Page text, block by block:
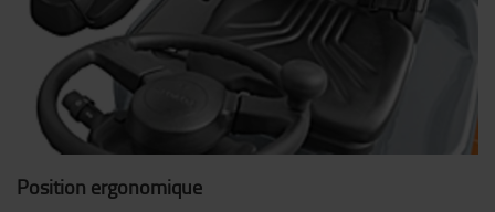
Position ergonomique